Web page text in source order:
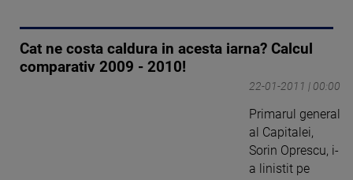
Cat ne costa caldura in acesta iarna? Calcul
comparativ 2009 - 2010!
22-01-2011 | 00:00
Primarul general
al Capitalei,
Sorin Oprescu, i-
a linistit pe